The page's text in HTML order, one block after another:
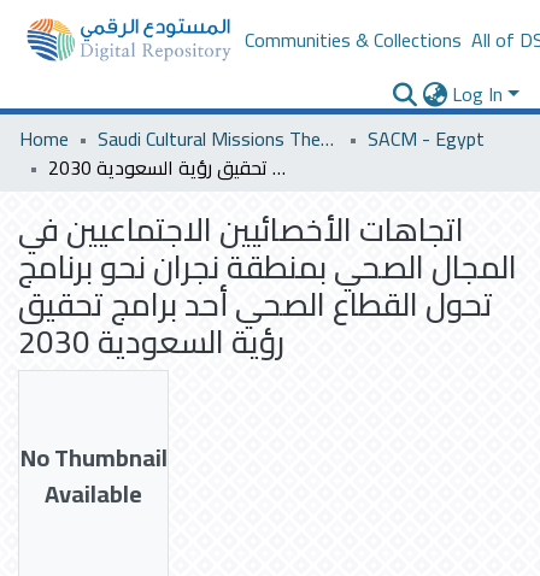
Communities & Collections All of
Log In
Home
Saudi Cultural Missions Theses & Dissertations
SACM - Egypt
اتجاهات الأخصائيين الاجتماعيين في المجال الصحي بمنطقة نجران نحو برنامج تحول القطاع الصحي أحد برامج تحقيق رؤية السعودية 2030
اتجاهات الأخصائيين الاجتماعيين في
المجال الصحي بمنطقة نجران نحو برنامج
تحول القطاع الصحي أحد برامج تحقيق
رؤية السعودية 2030
No Thumbnail
Available